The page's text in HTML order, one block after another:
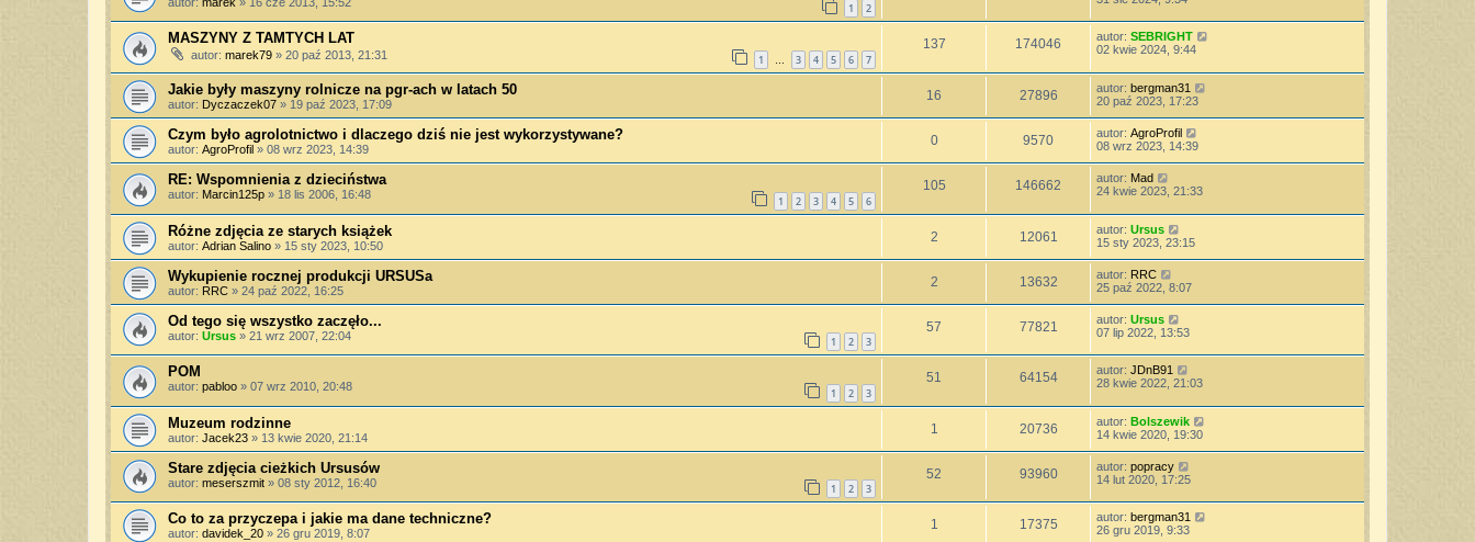
1 2
MASZYNY Z TAMTYCH LAT
autor: marek79 » 20 paź 2013, 21:31 1 … 3 4 5 6 7
137 174046 autor: SEBRIGHT
02 kwie 2024, 9:44
Jakie były maszyny rolnicze na pgr-ach w latach 50
autor: Dyczaczek07 » 19 paź 2023, 17:09
16 27896 autor: bergman31
20 paź 2023, 17:23
Czym było agrolotnictwo i dlaczego dziś nie jest wykorzystywane?
autor: AgroProfil » 08 wrz 2023, 14:39
0 9570 autor: AgroProfil
08 wrz 2023, 14:39
RE: Wspomnienia z dzieciństwa
autor: Marcin125p » 18 lis 2006, 16:48 1 2 3 4 5 6
105 146662 autor: Mad
24 kwie 2023, 21:33
Różne zdjęcia ze starych książek
autor: Adrian Salino » 15 sty 2023, 10:50
2 12061 autor: Ursus
15 sty 2023, 23:15
Wykupienie rocznej produkcji URSUSa
autor: RRC » 24 paź 2022, 16:25
2 13632 autor: RRC
25 paź 2022, 8:07
Od tego się wszystko zaczęło...
autor: Ursus » 21 wrz 2007, 22:04 1 2 3
57 77821 autor: Ursus
07 lip 2022, 13:53
POM
autor: pabloo » 07 wrz 2010, 20:48 1 2 3
51 64154 autor: JDnB91
28 kwie 2022, 21:03
Muzeum rodzinne
autor: Jacek23 » 13 kwie 2020, 21:14
1 20736 autor: Bolszewik
14 kwie 2020, 19:30
Stare zdjęcia cieżkich Ursusów
autor: meserszmit » 08 sty 2012, 16:40 1 2 3
52 93960 autor: popracy
14 lut 2020, 17:25
Co to za przyczepa i jakie ma dane techniczne?
autor: davidek_20 » 26 gru 2019, 8:07
1 17375 autor: bergman31
26 gru 2019, 9:33